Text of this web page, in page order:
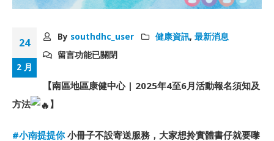
24
2 月
By southdhc_user 健康資訊,最新消息
留言功能已關閉
【南區地區康健中心 | 2025年4至6月活動報名須知及
方法
】
#小南提提你小冊子不設寄送服務，大家想拎實體書仔就要嚟